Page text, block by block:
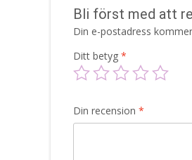
Bli först med att
Din e-postadress
Ditt betyg *
Din recension *